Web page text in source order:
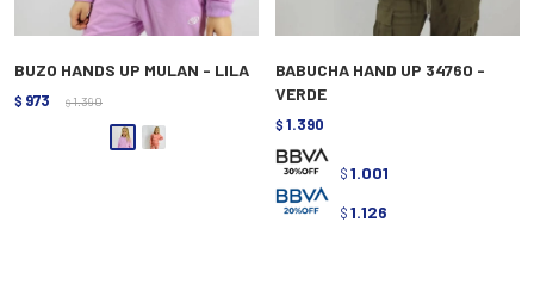
BUZO HANDS UP MULAN - LILA
$ 973 $ 1.390
BABUCHA HAND UP 34760 -
VERDE
$ 1.390
$ 1.001
$ 1.126